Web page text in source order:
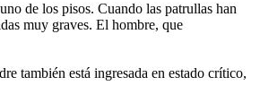
de los pisos. Cuando las patrullas han
muy graves. El hombre, que
también está ingresada en estado crítico,